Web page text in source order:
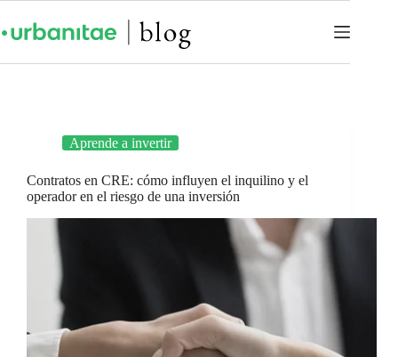
Aprende a invertir
Contratos en CRE: cómo influyen el inquilino y el
operador en el riesgo de una inversión